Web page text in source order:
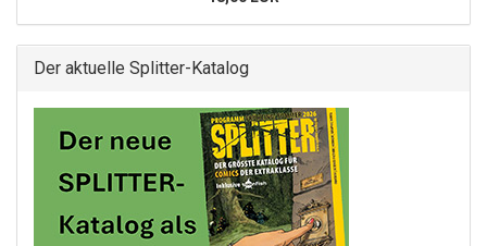
Der aktuelle Splitter-Katalog